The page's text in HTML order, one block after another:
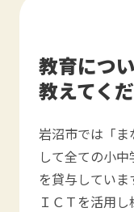
教育につ
教えてくだ
岩沼市では「ま
して全ての小
を貸与していま
ＩＣＴを活用